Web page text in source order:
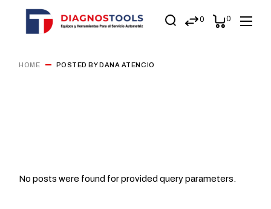
0 0
HOME POSTED BY DANA ATENCIO
No posts were found for provided query parameters.